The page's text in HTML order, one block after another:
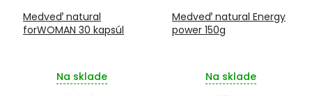
Medveď natural
forWOMAN 30 kapsúl
Na sklade
Medveď natural Energy
power 150g
Na sklade